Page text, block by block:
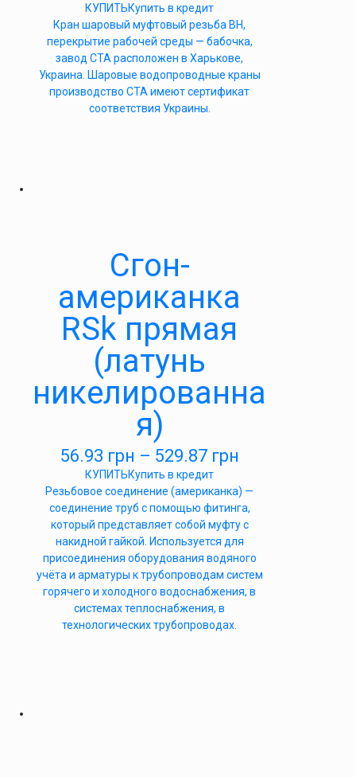
КУПИТЬКупить в кредит
Кран шаровый муфтовый резьба ВН,
перекрытие рабочей среды — бабочка,
завод СТА расположен в Харькове,
Украина. Шаровые водопроводные краны
производство СТА имеют сертификат
соответствия Украины.
Сгон-
американка
RSk прямая
(латунь
никелированна
я)
56.93 грн – 529.87 грн
КУПИТЬКупить в кредит
Резьбовое соединение (американка) —
соединение труб с помощью фитинга,
который представляет собой муфту с
накидной гайкой. Используется для
присоединения оборудования водяного
учёта и арматуры к трубопроводам систем
горячего и холодного водоснабжения, в
системах теплоснабжения, в
технологических трубопроводах.